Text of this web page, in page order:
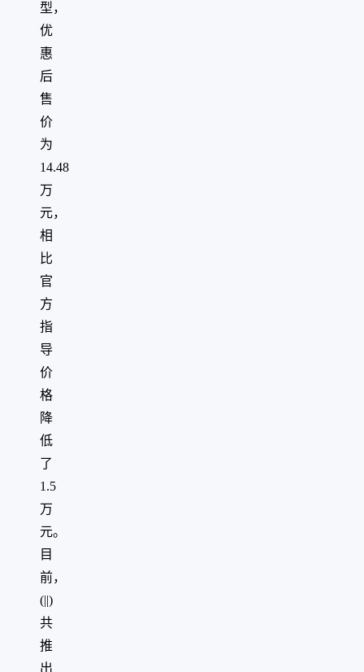
型，
优
惠
后
售
价
为
14.48
万
元，
相
比
官
方
指
导
价
格
降
低
了
1.5
万
元。
目
前，
(||)
共
推
出